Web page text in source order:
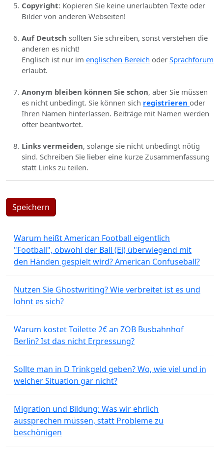
Copyright: Kopieren Sie keine unerlaubten Texte oder
Bilder von anderen Webseiten!
Auf Deutsch sollten Sie schreiben, sonst verstehen die
anderen es nicht!
Englisch ist nur im englischen Bereich oder Sprachforum
erlaubt.
Anonym bleiben können Sie schon, aber Sie müssen
es nicht unbedingt. Sie können sich registrieren oder
Ihren Namen hinterlassen. Beiträge mit Namen werden
öfter beantwortet.
Links vermeiden, solange sie nicht unbedingt nötig
sind. Schreiben Sie lieber eine kurze Zusammenfassung
statt Links zu teilen.
Speichern
Warum heißt American Football eigentlich
"Football", obwohl der Ball (Ei) überwiegend mit
den Händen gespielt wird? American Confuseball?
Nutzen Sie Ghostwriting? Wie verbreitet ist es und
lohnt es sich?
Warum kostet Toilette 2€ an ZOB Busbahnhof
Berlin? Ist das nicht Erpressung?
Sollte man in D Trinkgeld geben? Wo, wie viel und in
welcher Situation gar nicht?
Migration und Bildung: Was wir ehrlich
aussprechen müssen, statt Probleme zu
beschönigen